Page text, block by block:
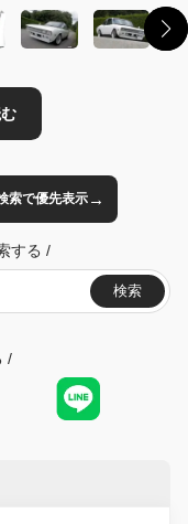
索で優先表示→
する /
検索
/